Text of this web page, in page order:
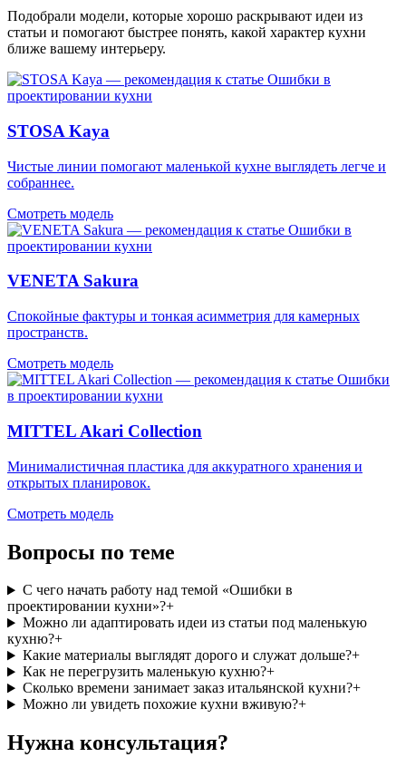
Подобрали модели, которые хорошо раскрывают идеи из
статьи и помогают быстрее понять, какой характер кухни
ближе вашему интерьеру.
STOSA Kaya
Чистые линии помогают маленькой кухне выглядеть легче и
собраннее.
Смотреть модель
VENETA Sakura
Спокойные фактуры и тонкая асимметрия для камерных
пространств.
Смотреть модель
MITTEL Akari Collection
Минималистичная пластика для аккуратного хранения и
открытых планировок.
Смотреть модель
Вопросы по теме
С чего начать работу над темой «Ошибки в
проектировании кухни»?+
Можно ли адаптировать идеи из статьи под маленькую
кухню?+
Какие материалы выглядят дорого и служат дольше?+
Как не перегрузить маленькую кухню?+
Сколько времени занимает заказ итальянской кухни?+
Можно ли увидеть похожие кухни вживую?+
Нужна консультация?